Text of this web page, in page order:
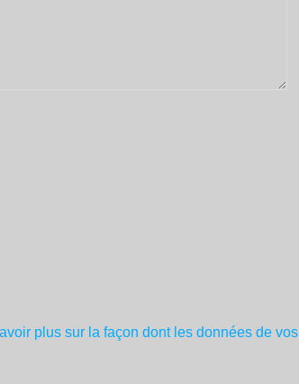
plus sur la façon dont les données de vos